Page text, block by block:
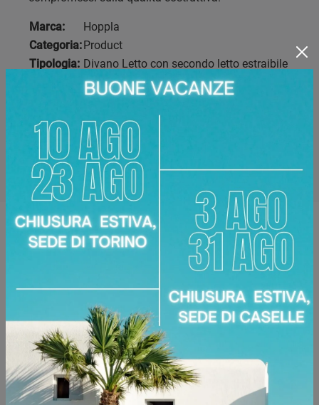
Marca:
Hoppla
Categoria:Product
Tipologia: Divano Letto con secondo letto estraibile
Moderno e essenziale
Disponibile presso:
Area Arredamenti
Corso Racconigi, 134
Zone servite: Caselle Torinese, Chieri, Chivasso,
Cirié, Collegno, Moncalieri, Settimo Torinese, Torino,
Venaria Reale
Richiedi Maggiori Informazioni